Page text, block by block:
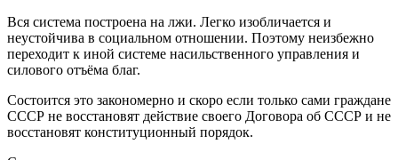
Вся система построена на лжи. Легко изобличается и
неустойчива в социальном отношении. Поэтому неизбежно
переходит к иной системе насильственного управления и
силового отъёма благ.
Состоится это закономерно и скоро если только сами граждане
СССР не восстановят действие своего Договора об СССР и не
восстановят конституционный порядок.